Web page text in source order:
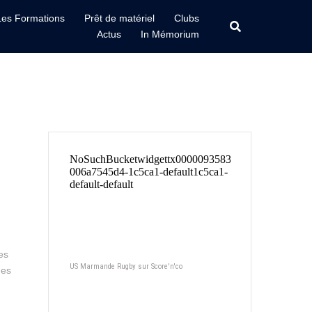
Formations Prêt de matériel
Clubs
Actus
In Mémorium
US Marmande Rugby sur Score'n'co